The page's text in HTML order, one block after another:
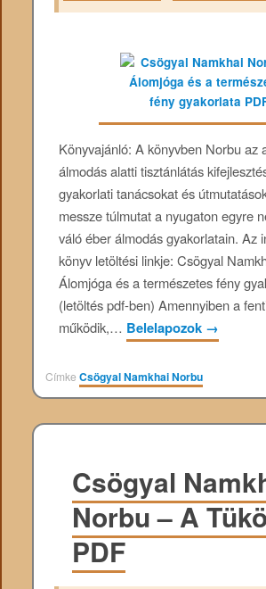
Könyvajánló: A könyvben Norbu az
álmodás alatti tisztánlátás
gyakorlati tanácsokat és
messze túlmutat a nyugaton egyre
váló éber álmodás gyakorlatain. Az
könyv letöltési linkje: Csögyal
Álomjóga és a természetes fény
(letöltés pdf-ben) Amennyiben a
működik,… Belelapozok →
CímkeCsögyal Namkhai Norbu
Csögyal
Norbu – A
PDF